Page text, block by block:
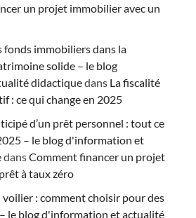
un projet immobilier avec un
fonds immobiliers dans la
solide – le blog
didactiquedans La fiscalité
: ce qui change en 2025
d’un prêt personnel : tout ce
– le blog d'information et
dansComment financer un projet
à taux zéro
: comment choisir pour des
– le blog d'information et actualité